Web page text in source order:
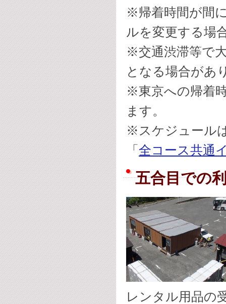
※帰着時間が間
ルを変更する場
※交通渋滞等で
となる場合があ
※東京への帰着
ます。
※スケジュール
「 全コース共通
五合目での
レンタル用品の